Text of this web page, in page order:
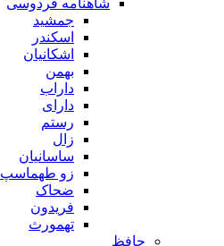
شاهنامه فردوسی
جمشید
اسکندر
اشکانیان
بهمن
داراب
دارای
رستم
زال
ساسانیان
زو طهماسپ‏
ضحاک
فریدون
تهمورث
حافظ